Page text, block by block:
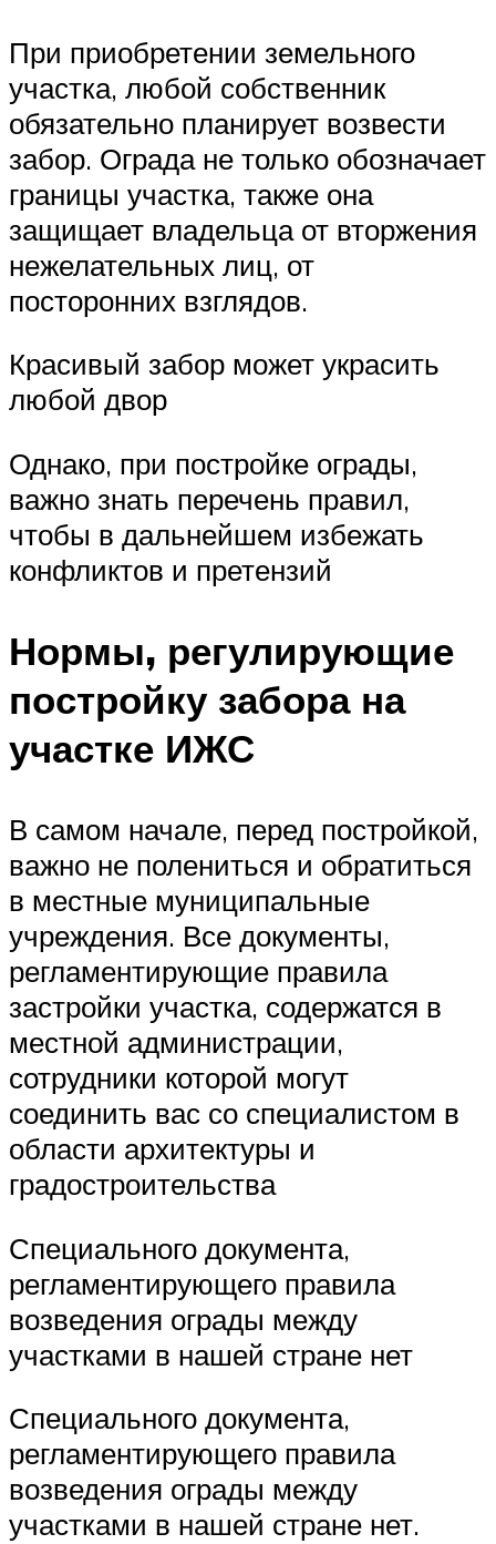
При приобретении земельного
участка, любой собственник
обязательно планирует возвести
забор. Ограда не только обозначает
границы участка, также она
защищает владельца от вторжения
нежелательных лиц, от
посторонних взглядов.
Красивый забор может украсить
любой двор
Однако, при постройке ограды,
важно знать перечень правил,
чтобы в дальнейшем избежать
конфликтов и претензий
Нормы, регулирующие
постройку забора на
участке ИЖС
В самом начале, перед постройкой,
важно не полениться и обратиться
в местные муниципальные
учреждения. Все документы,
регламентирующие правила
застройки участка, содержатся в
местной администрации,
сотрудники которой могут
соединить вас со специалистом в
области архитектуры и
градостроительства
Специального документа,
регламентирующего правила
возведения ограды между
участками в нашей стране нет
Специального документа,
регламентирующего правила
возведения ограды между
участками в нашей стране нет.